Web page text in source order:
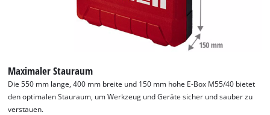
Maximaler Stauraum
Die 550 mm lange, 400 mm breite und 150 mm hohe E-Box M55/40 bietet
den optimalen Stauraum, um Werkzeug und Geräte sicher und sauber zu
verstauen.